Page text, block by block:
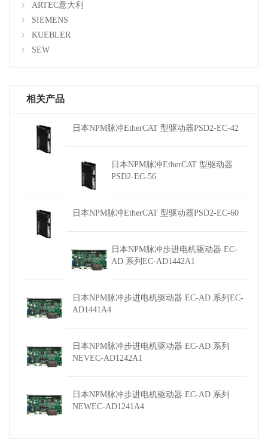
ARTEC意大利
SIEMENS
KUEBLER
SEW
相关产品
日本NPM脉冲EtherCAT 型驱动器PSD2-EC-42
日本NPM脉冲EtherCAT 型驱动器
PSD2-EC-56
日本NPM脉冲EtherCAT 型驱动器PSD2-EC-60
日本NPM脉冲步进电机驱动器 EC-
AD 系列EC-AD1442A1
日本NPM脉冲步进电机驱动器 EC-AD 系列EC-
AD1441A4
日本NPM脉冲步进电机驱动器 EC-AD 系列
NEVEC-AD1242A1
日本NPM脉冲步进电机驱动器 EC-AD 系列
NEWEC-AD1241A4